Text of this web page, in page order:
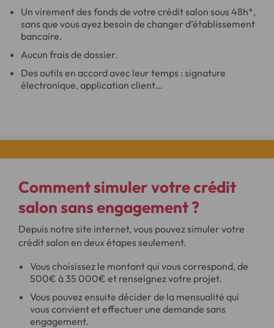
Un virement des fonds de votre crédit salon sous 48h*,
sans que vous ayez besoin de changer d’établissement
bancaire.
Aucun frais de dossier.
Des outils en accord avec leur temps : signature
électronique, application client…
Comment simuler votrecrédit
salon sans engagement?
Depuis notre site internet, vous pouvez simuler votre
crédit salon en deux étapes seulement.
Vous choisissez le montant qui vous correspond, de
500€ à 35 000€ et renseignez votre projet.
Vous pouvez ensuite décider de la mensualité qui
vous convient et effectuer une demande sans
engagement.